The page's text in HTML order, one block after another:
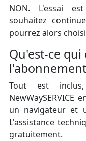
NON. L'essai
souhaitez
pourrez alors
Qu'est-ce qui
Tout est
un navigateur et
L'assistance
gratuitement.